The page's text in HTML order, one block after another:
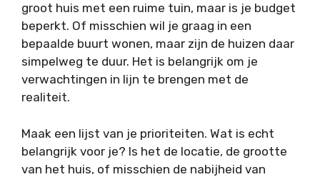
groot huis met een ruime tuin, maar is je budget
beperkt. Of misschien wil je graag in een
bepaalde buurt wonen, maar zijn de huizen daar
simpelweg te duur. Het is belangrijk om je
verwachtingen in lijn te brengen met de
realiteit.
Maak een lijst van je prioriteiten. Wat is echt
belangrijk voor je? Is het de locatie, de grootte
van het huis, of misschien de nabijheid van